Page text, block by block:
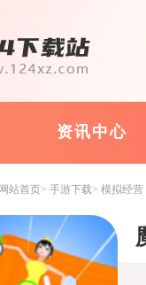
资讯中心
网站首页 手游下载 模拟经营